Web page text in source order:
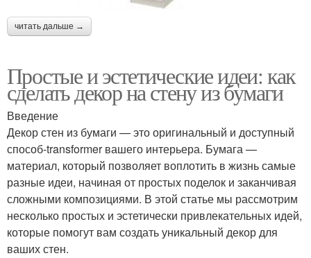
читать дальше →
Простые и эстетические идеи: как
сделать декор на стену из бумаги
Введение
Декор стен из бумаги — это оригинальный и доступный
способ-transformer вашего интерьера. Бумага —
материал, который позволяет воплотить в жизнь самые
разные идеи, начиная от простых поделок и заканчивая
сложными композициями. В этой статье мы рассмотрим
несколько простых и эстетически привлекательных идей,
которые помогут вам создать уникальный декор для
ваших стен.